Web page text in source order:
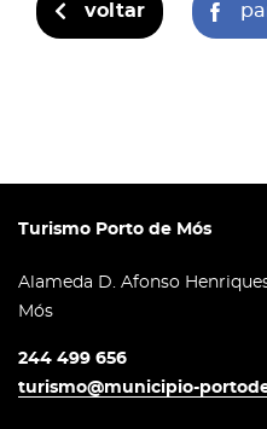
voltar
Turismo Porto de Mós
Alameda D. Afonso
Mós
244 499 656
turismo@municipio-